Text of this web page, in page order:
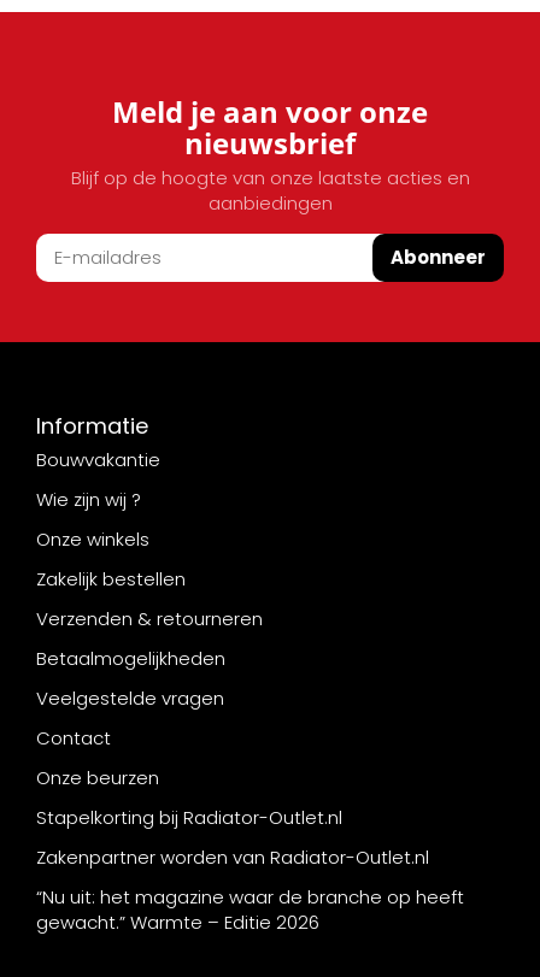
Meld je aan voor onze
nieuwsbrief
Blijf op de hoogte van onze laatste acties en
aanbiedingen
Abonneer
Informatie
Bouwvakantie
Wie zijn wij ?
Onze winkels
Zakelijk bestellen
Verzenden & retourneren
Betaalmogelijkheden
Veelgestelde vragen
Contact
Onze beurzen
Stapelkorting bij Radiator-Outlet.nl
Zakenpartner worden van Radiator-Outlet.nl
“Nu uit: het magazine waar de branche op heeft
gewacht.” Warmte – Editie 2026